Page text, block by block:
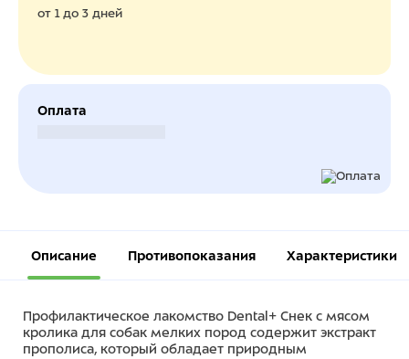
от 1 до 3 дней
Оплата
Описание Противопоказания Характеристики
Профилактическое лакомство Dental+ Снек с мясом
кролика для собак мелких пород содержит экстракт
прополиса, который обладает природным